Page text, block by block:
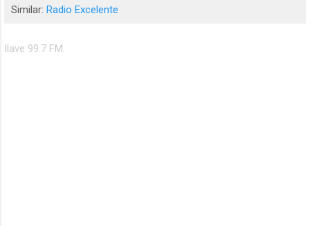
Similar: Radio Excelente
Ilave 99.7 FM.